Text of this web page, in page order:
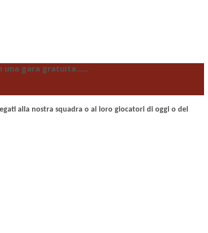
una gara gratuita......
alla nostra squadra o ai loro giocatori di oggi o del